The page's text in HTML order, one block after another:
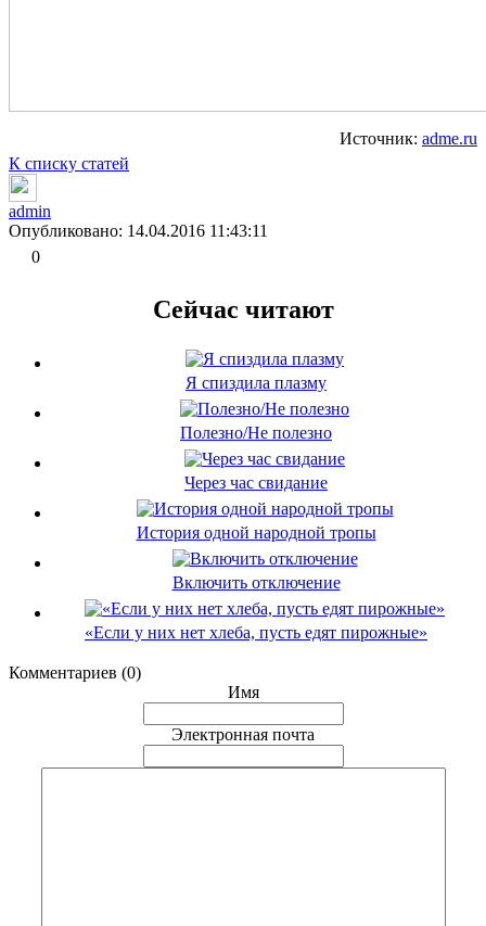
Источник: adme.ru
К списку статей
admin
Опубликовано: 14.04.2016 11:43:11
0
Сейчас читают
Я спиздила плазму
Полезно/Не полезно
Через час свидание
История одной народной тропы
Включить отключение
«Если у них нет хлеба, пусть едят пирожные»
Комментариев (0)
Имя
Электронная почта